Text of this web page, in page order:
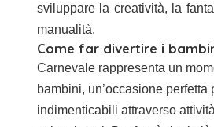
sviluppare la creatività, la
manualità.
Come far divertire i
Carnevale rappresenta un
bambini, un’occasione perfetta
indimenticabili attraverso